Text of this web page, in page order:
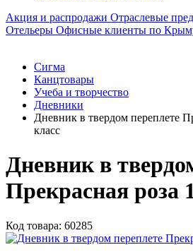
Акция и распродажи Отраслевые
Отельеры Офисные клиенты по
Сигма
Канцтовары
Учеба и творчество
Дневники
Дневник в твердом переплете
класс
Дневник в
Прекрасная роза
Код товара: 60285